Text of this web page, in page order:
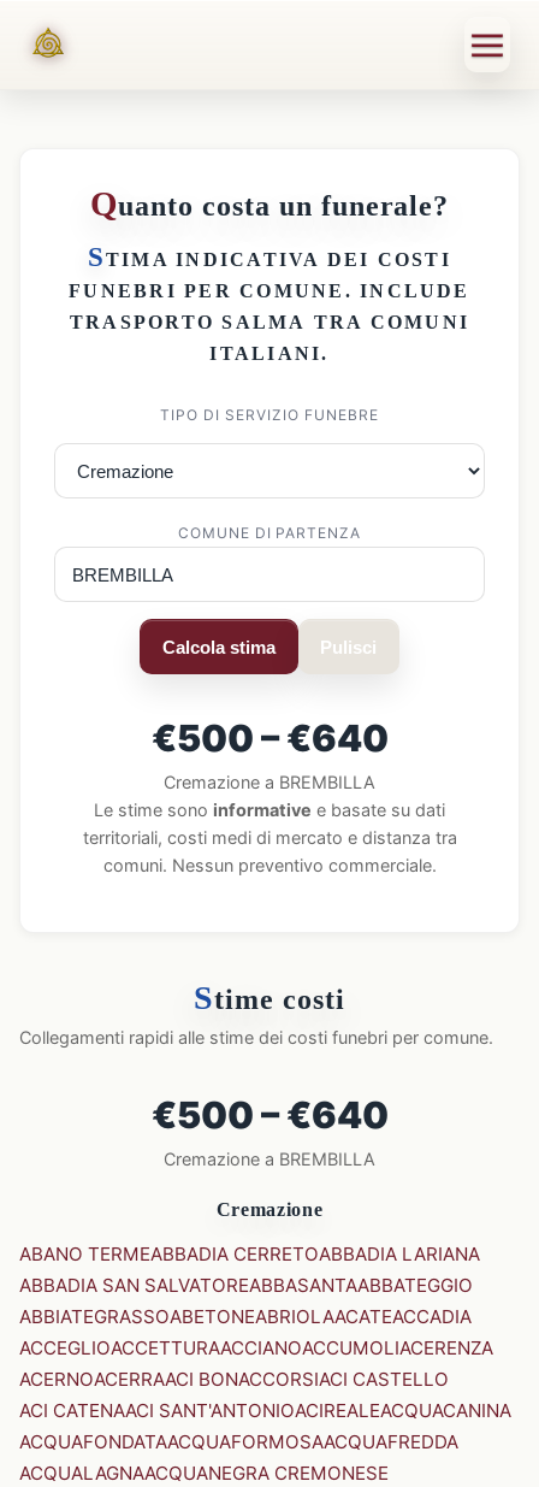
Quanto costa un funerale?
STIMA INDICATIVA DEI COSTI
FUNEBRI PER COMUNE . INCLUDE
TRASPORTO SALMA TRA COMUNI
ITALIANI.
TIPO DI SERVIZIO FUNEBRE
COMUNE DI PARTENZA
Calcola stima Pulisci
€500 – €640
Cremazione a BREMBILLA
Le stime sono informative e basate su dati
territoriali, costi medi di mercato e distanza tra
comuni. Nessun preventivo commerciale.
Stime costi
Collegamenti rapidi alle stime dei costi funebri per comune.
€500 – €640
Cremazione a BREMBILLA
Cremazione
ABANO TERMEABBADIA CERRETOABBADIA LARIANA
ABBADIA SAN SALVATOREABBASANTAABBATEGGIO
ABBIATEGRASSOABETONEABRIOLAACATEACCADIA
ACCEGLIOACCETTURAACCIANOACCUMOLIACERENZA
ACERNOACERRAACI BONACCORSIACI CASTELLO
ACI CATENAACI SANT'ANTONIOACIREALEACQUACANINA
ACQUAFONDATAACQUAFORMOSAACQUAFREDDA
ACQUALAGNAACQUANEGRA CREMONESE